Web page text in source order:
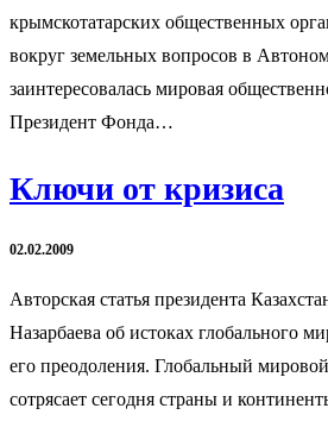
крымскотатарских общественных
вокруг земельных вопросов в
заинтересовалась мировая
Президент Фонда…
Ключи от кризиса
02.02.2009
Авторская статья президента
Назарбаева об истоках глобального
его преодоления. Глобальный
сотрясает сегодня страны и